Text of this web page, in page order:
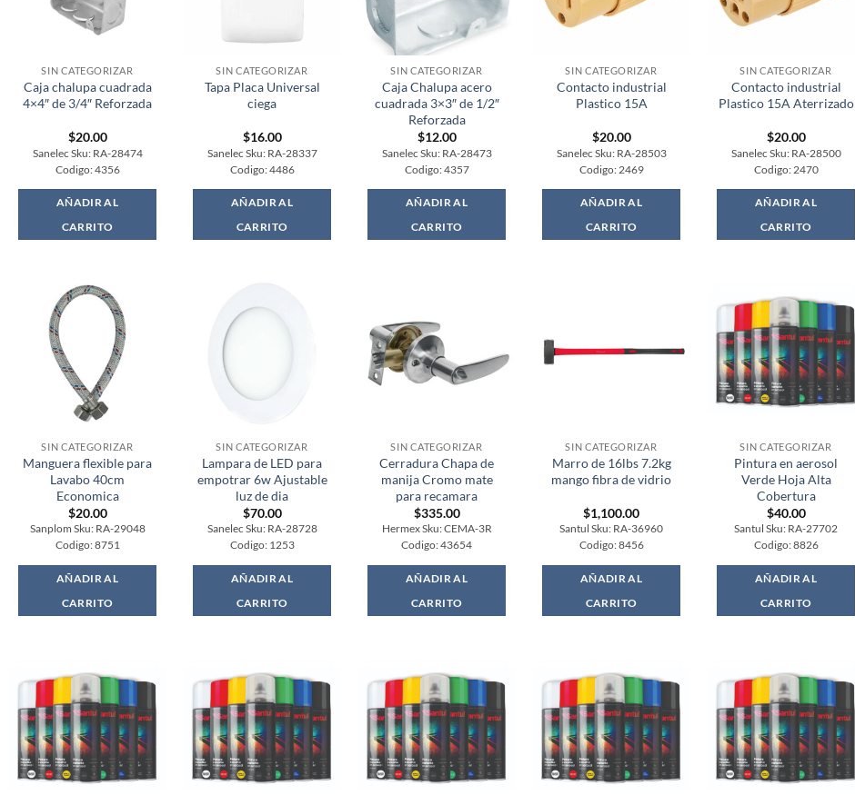
SIN CATEGORIZAR
Caja chalupa cuadrada
4×4″ de 3/4″ Reforzada
$20.00
Sanelec Sku: RA-28474
Codigo: 4356
AÑADIR AL
CARRITO
SIN CATEGORIZAR
Tapa Placa Universal
ciega
$16.00
Sanelec Sku: RA-28337
Codigo: 4486
AÑADIR AL
CARRITO
SIN CATEGORIZAR
Caja Chalupa acero
cuadrada 3×3″ de 1/2″
Reforzada
$12.00
Sanelec Sku: RA-28473
Codigo: 4357
AÑADIR AL
CARRITO
SIN CATEGORIZAR
Contacto industrial
Plastico 15A
$20.00
Sanelec Sku: RA-28503
Codigo: 2469
AÑADIR AL
CARRITO
SIN CATEGORIZAR
Contacto industrial
Plastico 15A Aterrizado
$20.00
Sanelec Sku: RA-28500
Codigo: 2470
AÑADIR AL
CARRITO
SIN CATEGORIZAR
Manguera flexible para
Lavabo 40cm
Economica
$20.00
Sanplom Sku: RA-29048
Codigo: 8751
AÑADIR AL
CARRITO
SIN CATEGORIZAR
Lampara de LED para
empotrar 6w Ajustable
luz de dia
$70.00
Sanelec Sku: RA-28728
Codigo: 1253
AÑADIR AL
CARRITO
SIN CATEGORIZAR
Cerradura Chapa de
manija Cromo mate
para recamara
$335.00
Hermex Sku: CEMA-3R
Codigo: 43654
AÑADIR AL
CARRITO
SIN CATEGORIZAR
Marro de 16lbs 7.2kg
mango fibra de vidrio
$1,100.00
Santul Sku: RA-36960
Codigo: 8456
AÑADIR AL
CARRITO
SIN CATEGORIZAR
Pintura en aerosol
Verde Hoja Alta
Cobertura
$40.00
Santul Sku: RA-27702
Codigo: 8826
AÑADIR AL
CARRITO